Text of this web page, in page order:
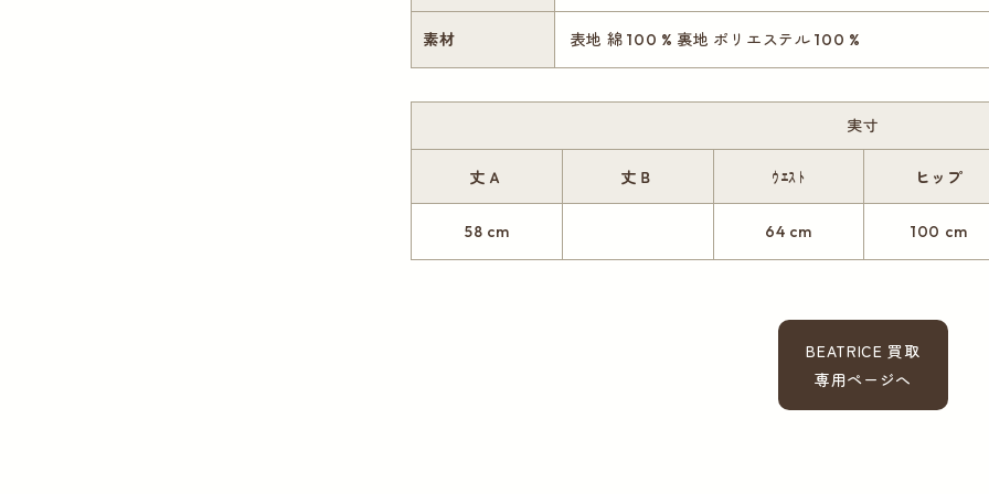
素材 表地 綿 100 % 裏地 ポリエステル 100 %
実寸
丈Ａ
58 cm
丈Ｂ ｳｴｽﾄ
64 cm
ヒップ
100 cm
BEATRICE 買取
専用ページへ